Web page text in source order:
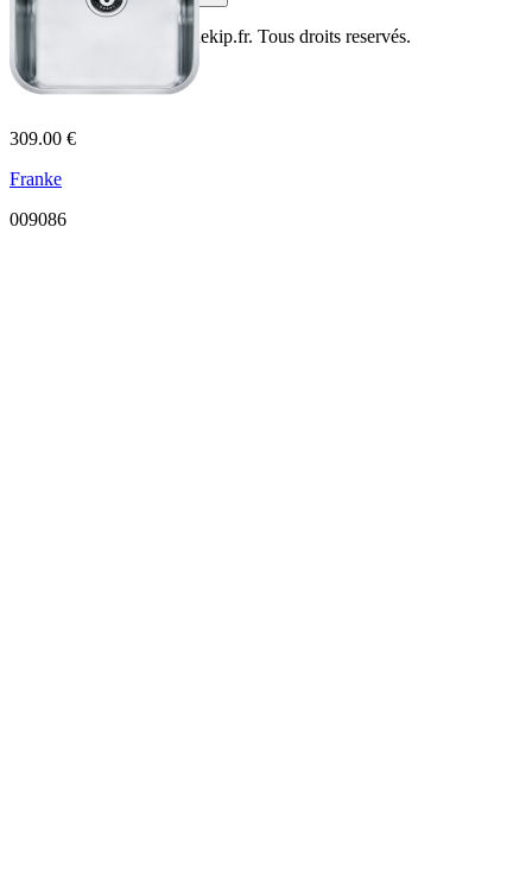
309.00 €
Franke
009086
Cuisinekip.fr. Tous droits reservés.